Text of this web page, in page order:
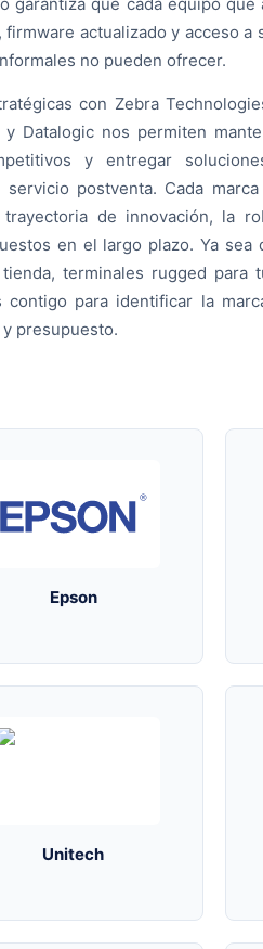
firmware actualizado y acceso
no pueden ofrecer.
con Zebra
y Datalogic nos permiten
y entregar
servicio postventa. Cada
trayectoria de innovación, la
en el largo plazo. Ya sea
terminales rugged para
contigo para identificar la
presupuesto.
Epson
Unitech